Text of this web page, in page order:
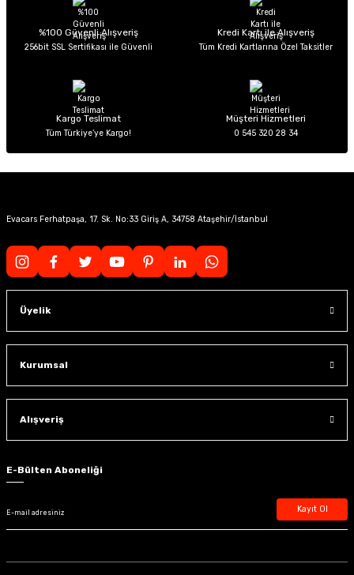
Ürün açıklamasında eksik bilgiler bulunuyor.
Ürün bilgilerinde hatalar bulunuyor.
Ürün fiyatı diğer sitelerden daha pahalı.
%100 Güvenli Alışveriş
256bit SSL Sertifikası ile Güvenli
Kredi Kartı ile Alışveriş
Tüm Kredi Kartlarına Özel Taksitler
Kargo Teslimat
Tüm Türkiye’ye Kargo!
Müşteri Hizmetleri
0 545 320 28 34
Evacars Ferhatpaşa, 17. Sk. No:33 Giriş A, 34758 Ataşehir/İstanbul
Üyelik
Kurumsal
Alışveriş
E-Bülten Aboneliği
Kayıt Ol